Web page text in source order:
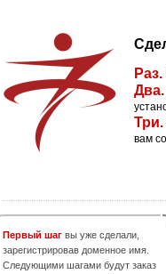
Раз.
Два.
Три.
вам
Первый шаг вы уже сделали,
зарегистрировав доменное имя.
Следующими шагами будут заказ